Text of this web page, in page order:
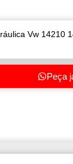
Vw 14210
Peça